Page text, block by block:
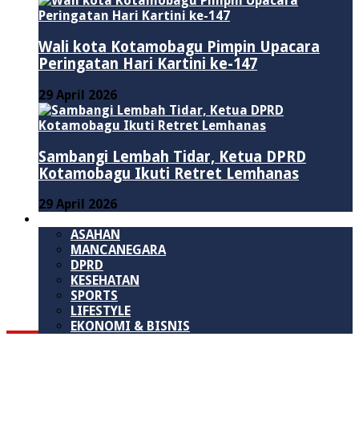
Wali kota Kotamobagu Pimpin Upacara
Peringatan Hari Kartini ke-147
29 April 2026
Sambangi Lembah Tidar, Ketua DPRD
Kotamobagu Ikuti Retret Lemhanas
29 April 2026
ASAHAN
MANCANEGARA
DPRD
KESEHATAN
SPORTS
LIFESTYLE
EKONOMI & BISNIS